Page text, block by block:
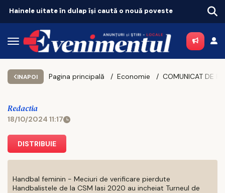
Hainele uitate în dulap îşi caută o nouă poveste
INAPOI Pagina principală Economie
Redactia
18/10/2024 11:17
DISTRIBUIE
Handbal feminin - Meciuri de verificare pierdute
Handbalistele de la CSM Iasi 2020 au incheiat Turneul de